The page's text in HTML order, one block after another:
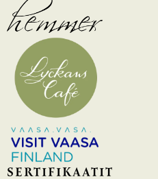
SERTIFIKAATIT